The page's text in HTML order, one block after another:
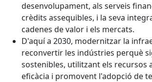
desenvolupament, als serveis
crèdits assequibles, i la seva
cadenes de valor i els mercats.
D'aquí a 2030, modernitzar la
reconvertir les indústries perquè
sostenibles, utilitzant els recursos
eficàcia i promovent l'adopció de